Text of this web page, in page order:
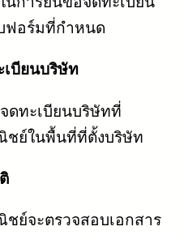
ฟอร์มที่กำหนด
เบียนบริษัท
ดทะเบียนบริษัทที่
ชย์ในพื้นที่ที่ตั้งบริษัท
ย์จะตรวจสอบเอกสาร